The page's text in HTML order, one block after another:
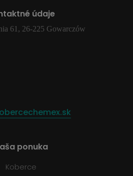
údaje
61, 26-225 Gowarczów
ponuka
Koberce